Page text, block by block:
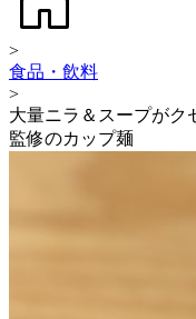
>
食品・飲料
>
大量ニラ＆スープがク
監修のカップ麺